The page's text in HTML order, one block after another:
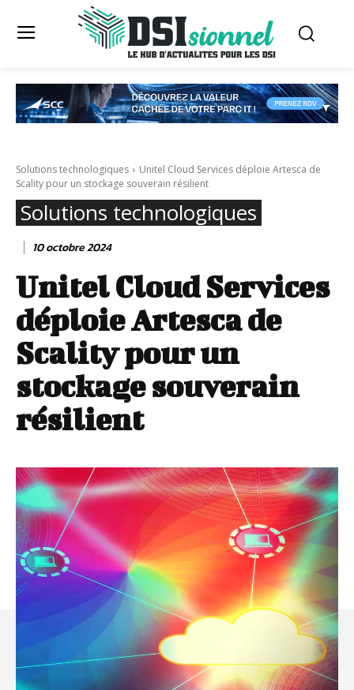
Solutions technologiques
Unitel Cloud Services déploie Artesca de
Scality pour un stockage souverain résilient
Solutions technologiques
10 octobre 2024
Unitel Cloud Services
déploie Artesca de
Scality pour un
stockage souverain
résilient